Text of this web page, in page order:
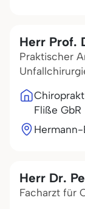
Herr Prof.
Praktischer
Fliße GbR
Herr Dr.
Facharzt für